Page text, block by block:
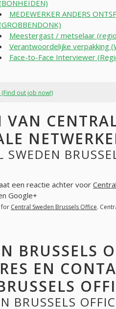
MEDEWERKER ANDERS
Meestergast / metselaar
Verantwoordelijke verpakking
Face-to-Face Interviewer
(Find out job now!)
een reactie achter voor
Google+
for Central Sweden Brussels Office.
BRUSSELS
EN
BRUSSELS